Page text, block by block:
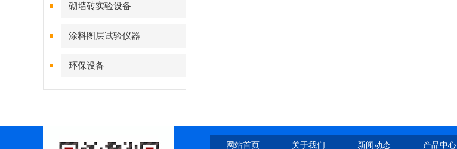
砌墙砖实验设备
涂料图层试验仪器
环保设备
网站首页 关于我们 新闻动态 产品中心